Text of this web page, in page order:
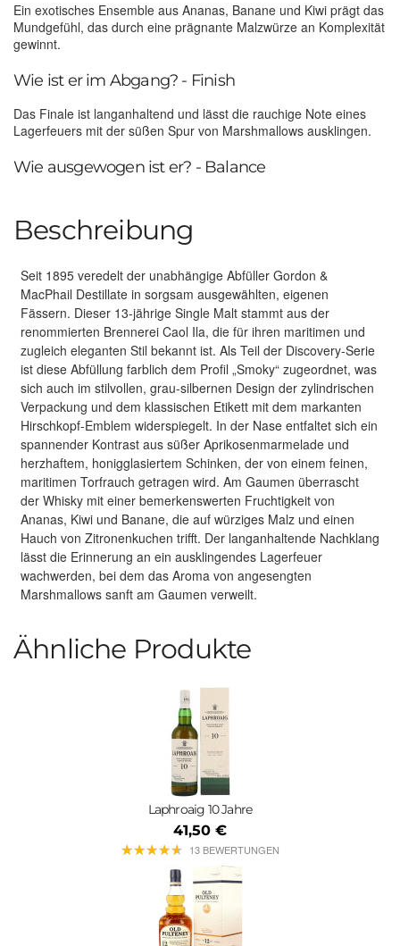
Ein exotisches Ensemble aus Ananas, Banane und Kiwi prägt das
Mundgefühl, das durch eine prägnante Malzwürze an Komplexität
gewinnt.
Wie ist er im Abgang? - Finish
Das Finale ist langanhaltend und lässt die rauchige Note eines
Lagerfeuers mit der süßen Spur von Marshmallows ausklingen.
Wie ausgewogen ist er? - Balance
Beschreibung
Seit 1895 veredelt der unabhängige Abfüller Gordon &
MacPhail Destillate in sorgsam ausgewählten, eigenen
Fässern. Dieser 13-jährige Single Malt stammt aus der
renommierten Brennerei Caol Ila, die für ihren maritimen und
zugleich eleganten Stil bekannt ist. Als Teil der Discovery-Serie
ist diese Abfüllung farblich dem Profil „Smoky“ zugeordnet, was
sich auch im stilvollen, grau-silbernen Design der zylindrischen
Verpackung und dem klassischen Etikett mit dem markanten
Hirschkopf-Emblem widerspiegelt. In der Nase entfaltet sich ein
spannender Kontrast aus süßer Aprikosenmarmelade und
herzhaftem, honigglasiertem Schinken, der von einem feinen,
maritimen Torfrauch getragen wird. Am Gaumen überrascht
der Whisky mit einer bemerkenswerten Fruchtigkeit von
Ananas, Kiwi und Banane, die auf würziges Malz und einen
Hauch von Zitronenkuchen trifft. Der langanhaltende Nachklang
lässt die Erinnerung an ein ausklingendes Lagerfeuer
wachwerden, bei dem das Aroma von angesengten
Marshmallows sanft am Gaumen verweilt.
Ähnliche Produkte
Laphroaig 10 Jahre
41,50 €
★★★★★
★★★★★ 13 BEWERTUNGEN